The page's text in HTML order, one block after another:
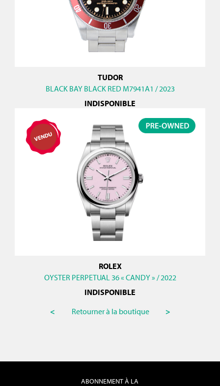
TUDOR
BLACK BAY BLACK RED M7941A1 / 2023
INDISPONIBLE
ROLEX
OYSTER PERPETUAL 36 « CANDY » / 2022
INDISPONIBLE
<
Retourner à la boutique >
ABONNEMENT À LA